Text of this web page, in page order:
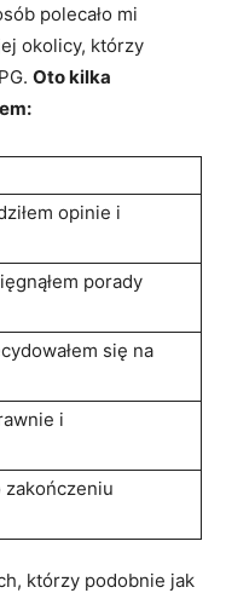
polecało mi
okolicy, ​którzy
Oto kilka
opinie i
porady
się na
i
zakończeniu
którzy ⁣podobnie jak⁤